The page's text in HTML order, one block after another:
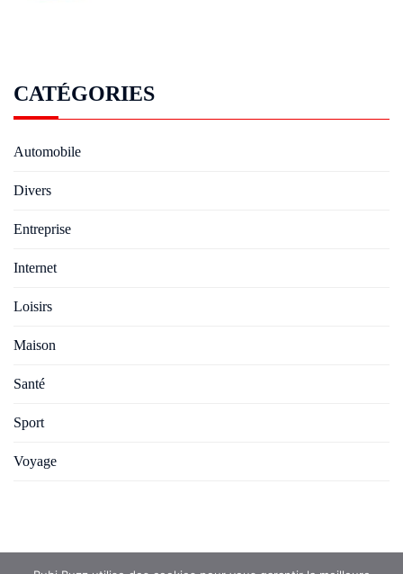
CATÉGORIES
Automobile
Divers
Entreprise
Internet
Loisirs
Maison
Santé
Sport
Voyage